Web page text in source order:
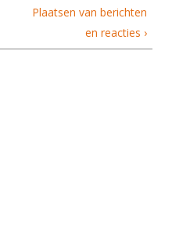
Plaatsen van berichten
en reacties ›